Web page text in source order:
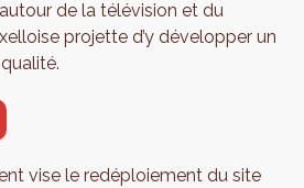
de la télévision et du
projette d’y développer un
vise le redéploiement du site